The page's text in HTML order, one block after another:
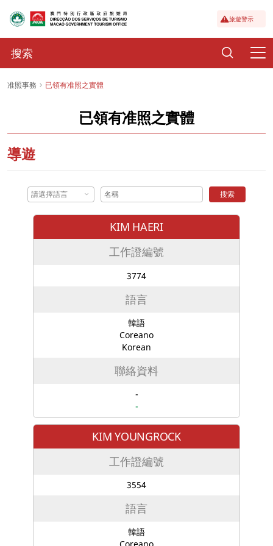
旅遊警示
准照事務 已領有准照之實體
已領有准照之實體
導遊
請選擇語言 搜索
KIM HAERI
工作證編號
3774
語言
韓語
Coreano
Korean
聯絡資料
-
-
KIM YOUNGROCK
工作證編號
3554
語言
韓語